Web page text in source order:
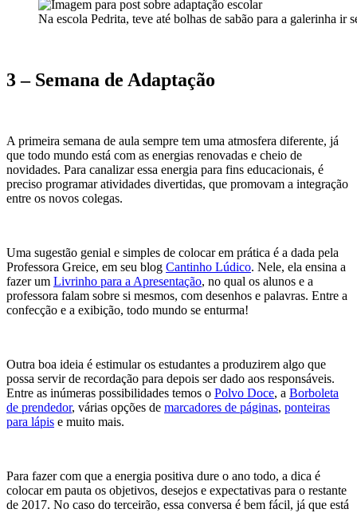
Na escola Pedrita, teve até bolhas de sabão para a galerinha ir
3 – Semana de Adaptação
A primeira semana de aula sempre tem uma atmosfera diferente, já
que todo mundo está com as energias renovadas e cheio de
novidades. Para canalizar essa energia para fins educacionais, é
preciso programar atividades divertidas, que promovam a integração
entre os novos colegas.
Uma sugestão genial e simples de colocar em prática é a dada pela
Professora Greice, em seu blog Cantinho Lúdico. Nele, ela ensina a
fazer um Livrinho para a Apresentação, no qual os alunos e a
professora falam sobre si mesmos, com desenhos e palavras. Entre a
confecção e a exibição, todo mundo se enturma!
Outra boa ideia é estimular os estudantes a produzirem algo que
possa servir de recordação para depois ser dado aos responsáveis.
Entre as inúmeras possibilidades temos o Polvo Doce, a Borboleta
de prendedor, várias opções de marcadores de páginas, ponteiras
para lápis e muito mais.
Para fazer com que a energia positiva dure o ano todo, a dica é
colocar em pauta os objetivos, desejos e expectativas para o restante
de 2017. No caso do terceirão, essa conversa é bem fácil, já que está